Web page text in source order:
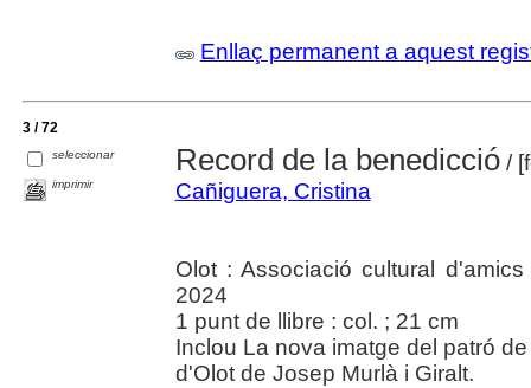
Enllaç permanent a aquest
3 / 72
seleccionar
imprimir
Record de la benedicció/
Cañiguera, Cristina
Olot : Associació cultural
2024
1 punt de llibre : col. ; 21 cm
Inclou La nova imatge del patró
d'Olot de Josep Murlà i Giralt.